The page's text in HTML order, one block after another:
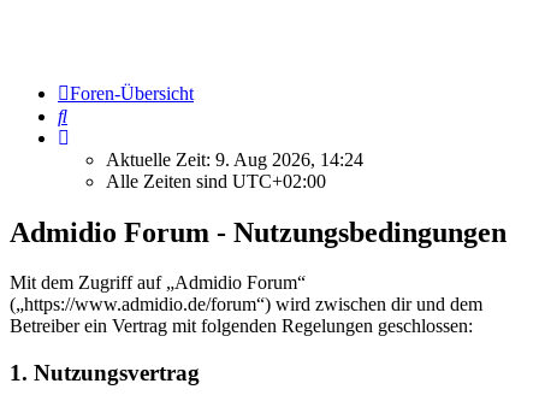
Foren-Übersicht
Suche
Aktuelle Zeit: 9. Aug 2026, 14:24
Alle Zeiten sind UTC+02:00
Admidio Forum - Nutzungsbedingungen
Mit dem Zugriff auf „Admidio Forum“
(„https://www.admidio.de/forum“) wird zwischen dir und dem
Betreiber ein Vertrag mit folgenden Regelungen geschlossen:
1. Nutzungsvertrag